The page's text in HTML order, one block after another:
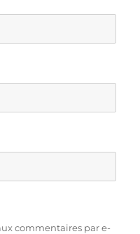
commentaires par e-